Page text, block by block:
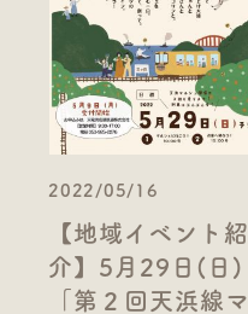
2022/05/16
【地域イベント紹
介】5月29日(日)
「第２回天浜線マ